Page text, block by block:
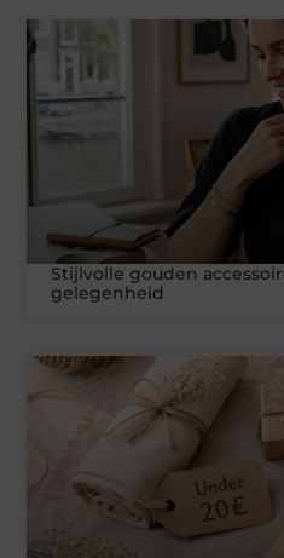
Stijlvolle gouden
gelegenheid